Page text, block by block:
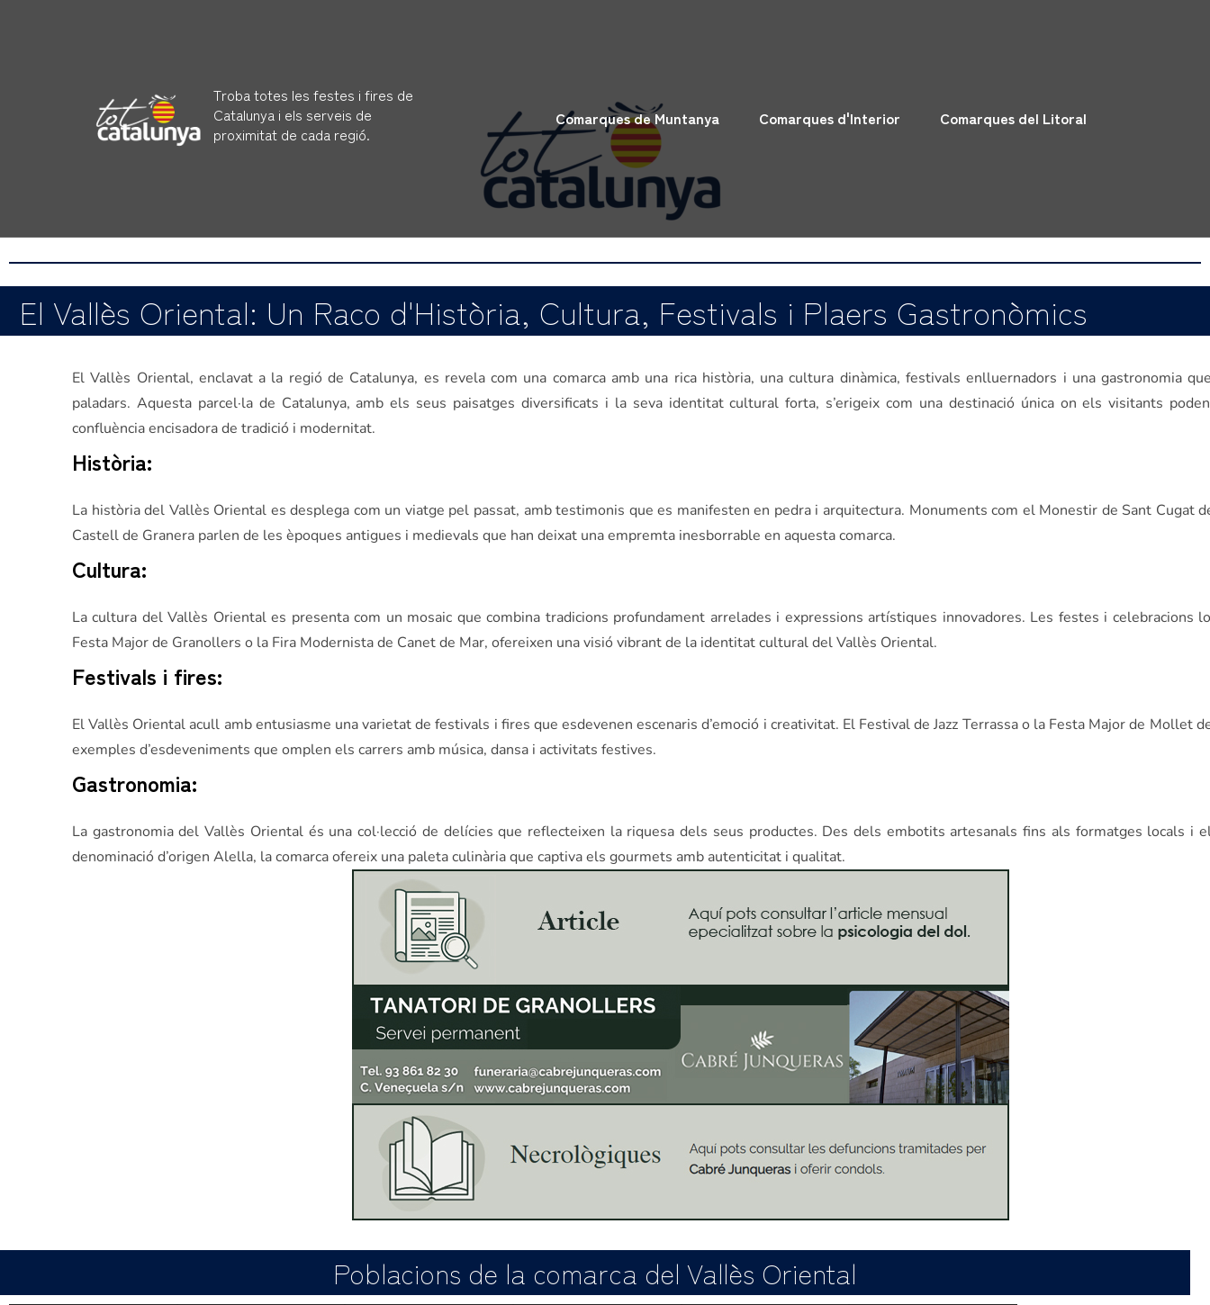
Troba totes les festes i fires de
Catalunya i els serveis de
proximitat de cada regió.
Comarques de Muntanya Comarques d'Interior Comarques del Litoral
El Vallès Oriental: Un Raco d'Història, Cultura, Festivals i Plaers Gastronòmics
El Vallès Oriental, enclavat a la regió de Catalunya, es revela com una comarca amb una rica història, una cultura dinàmica, festivals enlluernadors i una gastronomia
paladars. Aquesta parcel·la de Catalunya, amb els seus paisatges diversificats i la seva identitat cultural forta, s’erigeix com una destinació única on els visitants
confluència encisadora de tradició i modernitat.
Història:
La història del Vallès Oriental es desplega com un viatge pel passat, amb testimonis que es manifesten en pedra i arquitectura. Monuments com el Monestir de Sant Cugat
Castell de Granera parlen de les èpoques antigues i medievals que han deixat una empremta inesborrable en aquesta comarca.
Cultura:
La cultura del Vallès Oriental es presenta com un mosaic que combina tradicions profundament arrelades i expressions artístiques innovadores. Les festes i celebracions
Festa Major de Granollers o la Fira Modernista de Canet de Mar, ofereixen una visió vibrant de la identitat cultural del Vallès Oriental.
Festivals i fires:
El Vallès Oriental acull amb entusiasme una varietat de festivals i fires que esdevenen escenaris d’emoció i creativitat. El Festival de Jazz Terrassa o la Festa Major de Mollet
exemples d’esdeveniments que omplen els carrers amb música, dansa i activitats festives.
Gastronomia:
La gastronomia del Vallès Oriental és una col·lecció de delícies que reflecteixen la riquesa dels seus productes. Des dels embotits artesanals fins als formatges locals i
denominació d’origen Alella, la comarca ofereix una paleta culinària que captiva els gourmets amb autenticitat i qualitat.
Poblacions de la comarca del Vallès Oriental